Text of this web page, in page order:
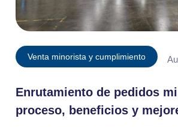
Venta minorista y cumplimiento
Enrutamiento de pedidos
proceso, beneficios y